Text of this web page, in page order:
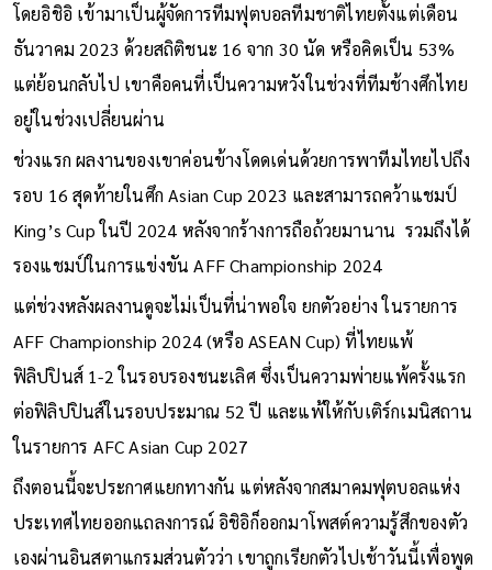
โดยอิชิอิ เข้ามาเป็นผู้จัดการทีมฟุตบอลทีมชาติไทยตั้งแต่เดือน
ธันวาคม 2023 ด้วยสถิติชนะ 16 จาก 30 นัด หรือคิดเป็น 53%
แต่ย้อนกลับไป เขาคือคนที่เป็นความหวังในช่วงที่ทีมช้างศึกไทย
อยู่ในช่วงเปลี่ยนผ่าน
ช่วงแรก ผลงานของเขาค่อนข้างโดดเด่นด้วยการพาทีมไทยไปถึง
รอบ 16 สุดท้ายในศึก Asian Cup 2023 และสามารถคว้าแชมป์
King’s Cup ในปี 2024 หลังจากร้างการถือถ้วยมานาน รวมถึงได้
รองแชมป์ในการแข่งขัน AFF Championship 2024
แต่ช่วงหลังผลงานดูจะไม่เป็นที่น่าพอใจ ยกตัวอย่าง ในรายการ
AFF Championship 2024 (หรือ ASEAN Cup) ที่ไทยแพ้
ฟิลิปปินส์ 1-2 ในรอบรองชนะเลิศ ซึ่งเป็นความพ่ายแพ้ครั้งแรก
ต่อฟิลิปปินส์ในรอบประมาณ 52 ปี และแพ้ให้กับเติร์กเมนิสถาน
ในรายการ AFC Asian Cup 2027
ถึงตอนนี้จะประกาศแยกทางกัน แต่หลังจากสมาคมฟุตบอลแห่ง
ประเทศไทยออกแถลงการณ์ อิชิอิก็ออกมาโพสต์ความรู้สึกของตัว
เองผ่านอินสตาแกรมส่วนตัวว่า เขาถูกเรียกตัวไปเช้าวันนี้เพื่อพูด